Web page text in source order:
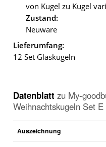
von Kugel zu Kugel
Zustand:
Neuware
Lieferumfang:
12 Set Glaskugeln
Datenblatt zu My-
Weihnachtskugeln Set E
Auszeichnung